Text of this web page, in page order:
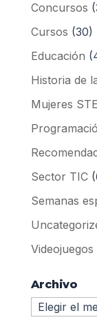
Concursos
Cursos (30)
Educación
Historia de
Mujeres
Sector TIC
Semanas
Videojuegos
Archivo
Archivo